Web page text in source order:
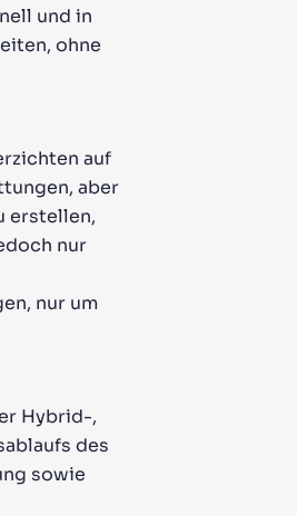
und in
ohne
auf
aber
erstellen,
nur
nur um
Hybrid-,
des
sowie